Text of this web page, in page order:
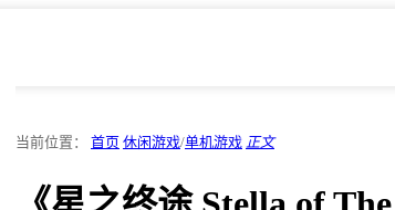
当前位置： 首页 休闲游戏/单机游戏 正文